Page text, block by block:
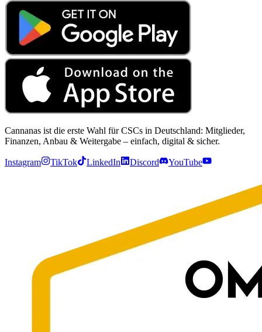
Cannanas ist die erste Wahl für CSCs in Deutschland: Mitglieder,
Finanzen, Anbau & Weitergabe – einfach, digital & sicher.
Instagram TikTok LinkedIn Discord YouTube